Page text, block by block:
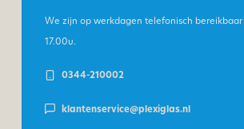
We zijn op werkdagen telefonisch
17.00u.
0344-210002
klantenservice@plexiglas.nl